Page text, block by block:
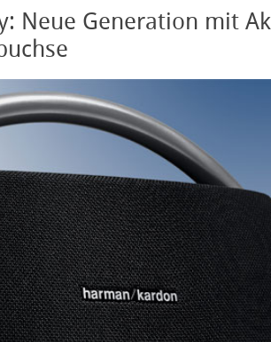
Neue Generation mit